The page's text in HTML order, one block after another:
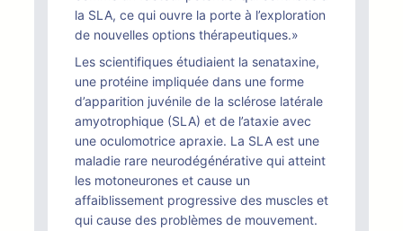
la SLA, ce qui ouvre la porte à l’exploration
de nouvelles options thérapeutiques.»
Les scientifiques étudiaient la senataxine,
une protéine impliquée dans une forme
d’apparition juvénile de la sclérose latérale
amyotrophique (SLA) et de l’ataxie avec
une oculomotrice apraxie. La SLA est une
maladie rare neurodégénérative qui atteint
les motoneurones et cause un
affaiblissement progressive des muscles et
qui cause des problèmes de mouvement.